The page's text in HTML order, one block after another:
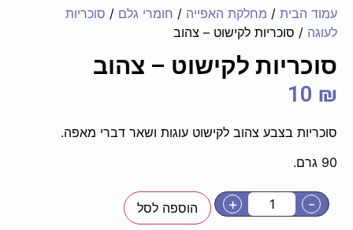
עמוד הבית / מחלקת האפייה / חומרי גלם / סוכריות
לעוגה / סוכריות לקישוט – צהוב
סוכריות לקישוט – צהוב
10 ₪
סוכריות בצבע צהוב לקישוט עוגות ושאר דברי מאפה.
90 גרם.
-
+ הוספה לסל